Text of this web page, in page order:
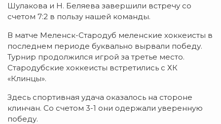
Шулакова и Н. Беляева завершили встречу со
счетом 7:2 в пользу нашей команды.
В матче Меленск-Стародуб меленские хоккеисты в
последнем периоде буквально вырвали победу.
Турнир продолжился игрой за третье место.
Стародубские хоккеисты встретились с ХК
«Клинцы».
Здесь спортивная удача оказалось на стороне
клинчан. Со счетом 3-1 они одержали уверенную
победу.